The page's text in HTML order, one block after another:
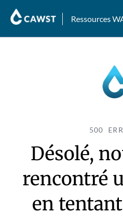
Ressources
500
Désolé,
rencontré
en